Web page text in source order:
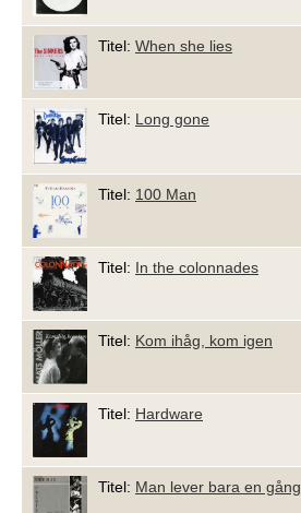
Titel: When she lies
Titel: Long gone
Titel: 100 Man
Titel: In the colonnades
Titel: Kom ihåg, kom igen
Titel: Hardware
Titel: Man lever bara en gång